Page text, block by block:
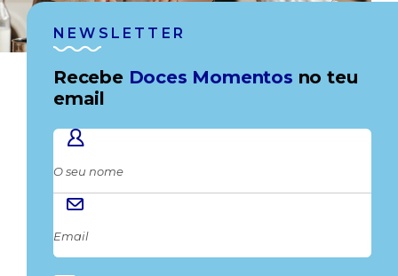
NEWSLETTER
Recebe Doces Momentos no teu
email